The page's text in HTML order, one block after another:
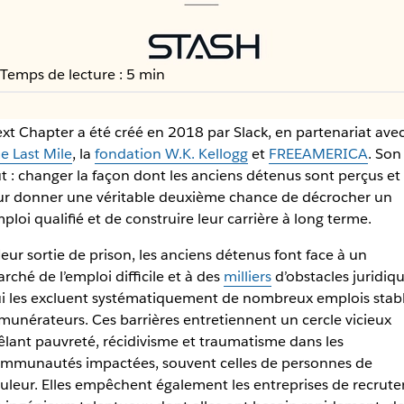
14 entreprises
Temps de lecture : 5 min
Chapter a été créé en 2018 par Slack, en partenariat
Last Mile, la fondation W.K. Kellogget FREEAMERICA. Son
: changer la façon dont les anciens détenus sont perçus et
donner une véritable deuxième chance de décrocher un
qualifié et de construire leur carrière à long terme.
sortie de prison, les anciens détenus font face à un
de l’emploi difficile et à des milliersd’obstacles
les excluent systématiquement de nombreux emplois
Ces barrières entretiennent un cercle vicieux
pauvreté, récidivisme et traumatisme dans les
impactées, souvent celles de personnes de
Elles empêchent également les entreprises de